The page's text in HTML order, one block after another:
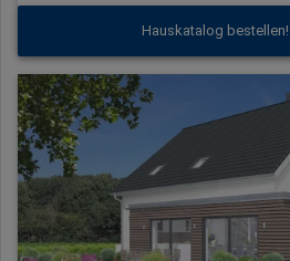
Hauskatalog bestellen!